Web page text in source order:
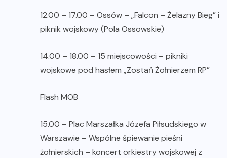
12.00 – 17.00 – Ossów – „Falcon – Żelazny Bieg” i
piknik wojskowy (Pola Ossowskie)
14.00 – 18.00 – 15 miejscowości – pikniki
wojskowe pod hasłem „Zostań Żołnierzem RP”
Flash MOB
15.00 – Plac Marszałka Józefa Piłsudskiego w
Warszawie – Wspólne śpiewanie pieśni
żołnierskich – koncert orkiestry wojskowej z